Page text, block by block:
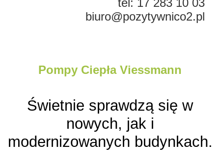
tel: 17 283 10 03
biuro@pozytywnico2.pl
Pompy Ciepła Viessmann
Świetnie sprawdzą się w
nowych, jak i
modernizowanych budynkach.